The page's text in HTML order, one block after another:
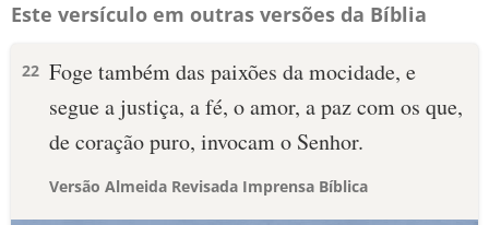
Este versículo em outras versões da Bíblia
22 Foge também das paixões da mocidade, e
segue a justiça, a fé, o amor, a paz com os que,
de coração puro, invocam o Senhor.
Versão Almeida Revisada Imprensa Bíblica